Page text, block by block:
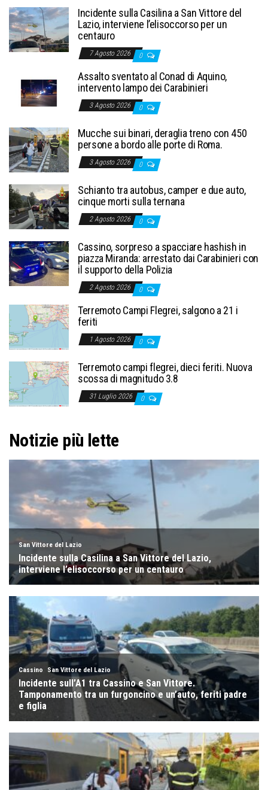
Incidente sulla Casilina a San Vittore del
Lazio, interviene l’elisoccorso per un
centauro
7 Agosto 2026 0
Assalto sventato al Conad di Aquino,
intervento lampo dei Carabinieri
3 Agosto 2026 0
Mucche sui binari, deraglia treno con 450
persone a bordo alle porte di Roma.
3 Agosto 2026 0
Schianto tra autobus, camper e due auto,
cinque morti sulla ternana
2 Agosto 2026 0
Cassino, sorpreso a spacciare hashish in
piazza Miranda: arrestato dai Carabinieri con
il supporto della Polizia
2 Agosto 2026 0
Terremoto Campi Flegrei, salgono a 21 i
feriti
1 Agosto 2026 0
Terremoto campi flegrei, dieci feriti. Nuova
scossa di magnitudo 3.8
31 Luglio 2026 0
Notizie più lette